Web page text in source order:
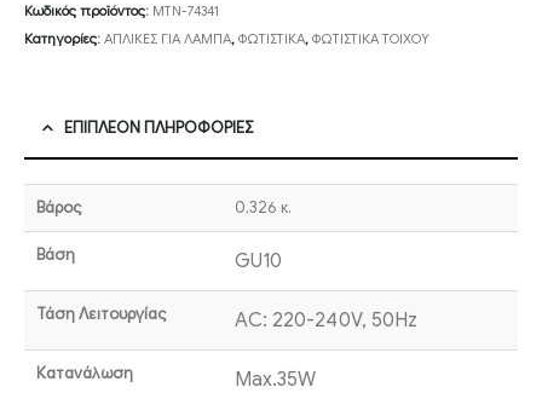
Κωδικός προϊόντος: MTN-74341
Κατηγορίες: ΑΠΛΙΚΕΣ ΓΙΑ ΛΑΜΠΑ, ΦΩΤΙΣΤΙΚΑ, ΦΩΤΙΣΤΙΚΑ ΤΟΙΧΟΥ
ΕΠΙΠΛΈΟΝ ΠΛΗΡΟΦΟΡΊΕΣ
Βάρος 0,326 κ.
Βάση GU10
Τάση Λειτουργίας AC: 220-240V, 50Hz
Κατανάλωση Max.35W